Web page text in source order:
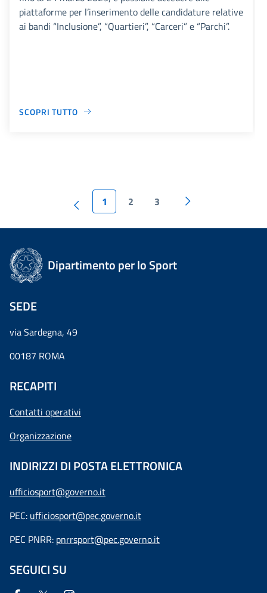
piattaforme per l’inserimento delle candidature relative
ai bandi “Inclusione”, “Quartieri”, “Carceri” e “Parchi”.
SCOPRI TUTTO
1 2 3
Dipartimento per lo Sport
SEDE
via Sardegna, 49
00187 ROMA
RECAPITI
Contatti operativi
Organizzazione
INDIRIZZI DI POSTA ELETTRONICA
ufficiosport@governo.it
PEC: ufficiosport@pec.governo.it
PEC PNRR: pnrrsport@pec.governo.it
SEGUICI SU